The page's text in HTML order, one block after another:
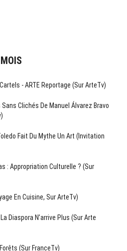
- ARTE Reportage (sur ArteTv)
Clichés De Manuel Álvarez Bravo
Fait Du Mythe Un Art (Invitation
: Appropriation Culturelle ? (sur
En Cuisine, Sur ArteTv)
La Diaspora N’arrive Plus (sur Arte
(sur FranceTv)